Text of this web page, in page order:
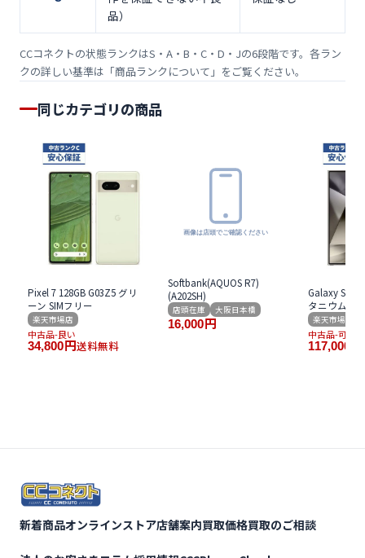
品）
CCコネクトの状態ランクはS・A・B・C・D・Jの6段階です。各ラン
クの詳しい基準は「商品ランクについて 」をご覧ください。
同じカテゴリの商品
Pixel 7 128GB G03Z5 グリ
ーン SIMフリー
楽天市場店
中古品-良い
34,800 円送料無料
Softbank(AQUOS R7)
(A202SH)
店頭在庫 大阪日本橋
16,000 円
Galaxy S24
タニウム グ
楽天市場店
中古品-可
117,000
新着商品オンラインストア店舗案内買取価格買取のご相談